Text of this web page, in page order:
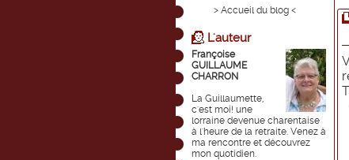
> Accueil du blog <
L'auteur
Françoise
GUILLAUME
CHARRON
La Guillaumette,
c'est moi! une
lorraine devenue charentaise
à l'heure de la retraite. Venez à
ma rencontre et découvrez
mon quotidien.